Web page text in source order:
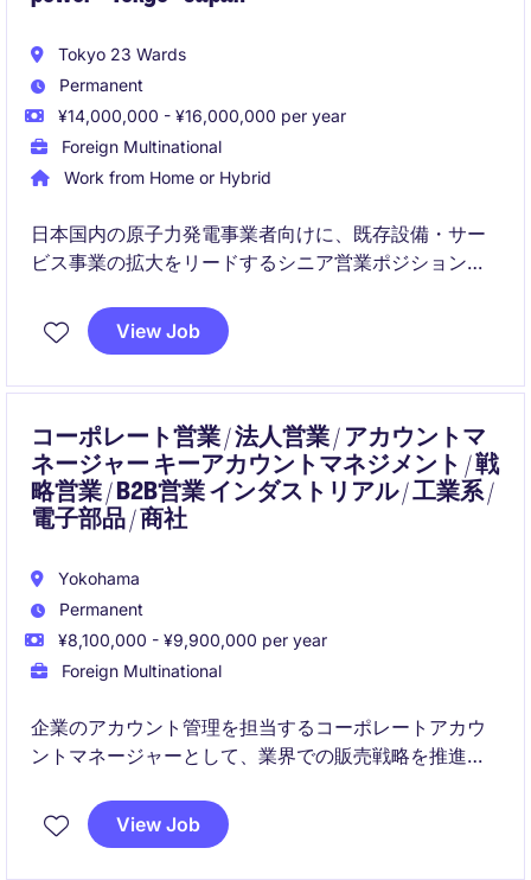
Tokyo 23 Wards
Permanent
¥14,000,000 - ¥16,000,000 per year
Foreign Multinational
Work from Home or Hybrid
日本国内の原子力発電事業者向けに、既存設備・サー
ビス事業の拡大をリードするシニア営業ポジションで
客関係構築および事業成長に貢献いただきます。
View Job
コーポレート営業 / 法人営業 / アカウントマ
ネージャー キーアカウントマネジメント / 戦
略営業 / B2B営業 インダストリアル / 工業系 /
電子部品 / 商社
Yokohama
Permanent
¥8,100,000 - ¥9,900,000 per year
Foreign Multinational
企業のアカウント管理を担当するコーポレートアカウ
ントマネージャーとして、業界での販売戦略を推進
す。上海を拠点に、産業/製造業界での販売活動をサポ
ートし、事業の成長に貢献いただきます。
View Job